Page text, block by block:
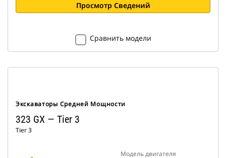
Просмотр Сведений
Сравнить модели
Экскаваторы Средней Мощности
323 GX — Tier 3
Tier 3
Модель двигателя